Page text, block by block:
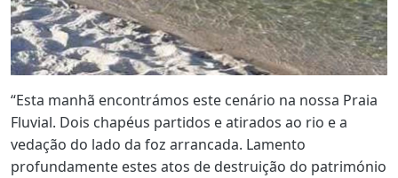
“Esta manhã encontrámos este cenário na nossa Praia
Fluvial. Dois chapéus partidos e atirados ao rio e a
vedação do lado da foz arrancada. Lamento
profundamente estes atos de destruição do património